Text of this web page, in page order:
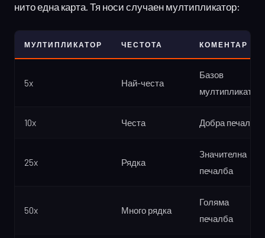
нито една карта. Тя носи случаен мултипликатор:
МУЛТИПЛИКАТОР ЧЕСТОТА КОМЕНТАР
5x Най-честа
Базов
мултипликатор
10x Честа Добра печалба
25x Рядка
Значителна
печалба
50x Много рядка
Голяма
печалба